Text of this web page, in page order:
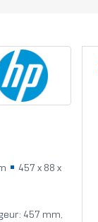
457 x 88 x
457 mm,